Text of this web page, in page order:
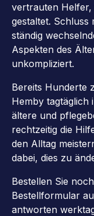
vertrauten
gestaltet. Schluss
ständig
Aspekten des
unkompliziert.
Bereits Hunderte
Hemby tagtäglich
ältere und
rechtzeitig die
den Alltag
dabei, dies zu
Bestellen Sie
Bestellformular
antworten